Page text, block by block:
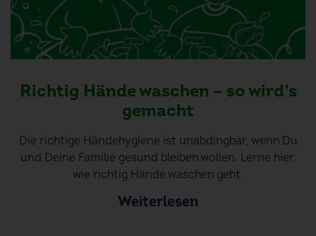
Richtig Hände waschen – so wird’s
gemacht
Die richtige Händehygiene ist unabdingbar, wenn Du
und Deine Familie gesund bleiben wollen. Lerne hier,
wie richtig Hände waschen geht.
Weiterlesen